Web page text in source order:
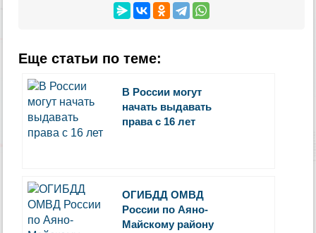
Еще статьи по теме:
В России могут
начать выдавать
права с 16 лет
ОГИБДД ОМВД
России по Аяно-
Майскому району